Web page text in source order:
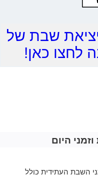
שבת של
לחצו כאן!
היום
השבת העתידית כולל